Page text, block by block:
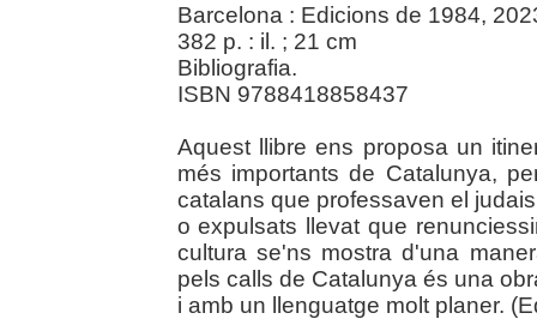
Barcelona : Edicions de 1984,
382 p. : il. ; 21 cm
Bibliografia.
ISBN 9788418858437
Aquest llibre ens proposa un
més importants de Catalunya,
catalans que professaven el
o expulsats llevat que
cultura se'ns mostra d'una
pels calls de Catalunya és una
i amb un llenguatge molt planer.